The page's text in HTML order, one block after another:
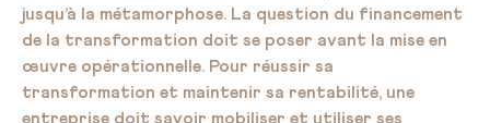
jusqu’à la métamorphose. La question du financement
de la transformation doit se poser avant la mise en
œuvre opérationnelle. Pour réussir sa
transformation et maintenir sa rentabilité, une
entreprise doit savoir mobiliser et utiliser ses